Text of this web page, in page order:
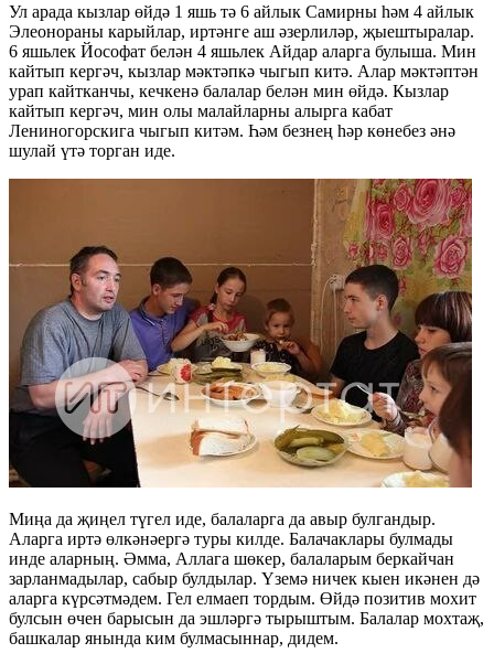
Ул арада кызлар өйдә 1 яшь тә 6 айлык Самирны һәм 4 айлык
Элеонораны карыйлар, иртәнге аш әзерлиләр, җыештыралар.
6 яшьлек Йософат белән 4 яшьлек Айдар аларга булыша. Мин
кайтып кергәч, кызлар мәктәпкә чыгып китә. Алар мәктәптән
урап кайтканчы, кечкенә балалар белән мин өйдә. Кызлар
кайтып кергәч, мин олы малайларны алырга кабат
Лениногорскига чыгып китәм. Һәм безнең һәр көнебез әнә
шулай үтә торган иде.
Миңа да җиңел түгел иде, балаларга да авыр булгандыр.
Аларга иртә өлкәнәергә туры килде. Балачаклары булмады
инде аларның. Әмма, Аллага шөкер, балаларым беркайчан
зарланмадылар, сабыр булдылар. Үземә ничек кыен икәнен дә
аларга күрсәтмәдем. Гел елмаеп тордым. Өйдә позитив мохит
булсын өчен барысын да эшләргә тырыштым. Балалар мохтаҗ,
башкалар янында ким булмасыннар, дидем.